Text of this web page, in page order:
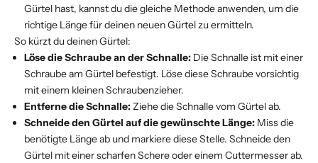
Gürtel hast, kannst du die gleiche Methode anwenden, um die
richtige Länge für deinen neuen Gürtel zu ermitteln.
So kürzt du deinen Gürtel:
Löse die Schraube an der Schnalle: Die Schnalle ist mit einer
Schraube am Gürtel befestigt. Löse diese Schraube vorsichtig
mit einem kleinen Schraubenzieher.
Entferne die Schnalle:Ziehe die Schnalle vom Gürtel ab.
Schneide den Gürtel auf die gewünschte Länge: Miss die
benötigte Länge ab und markiere diese Stelle. Schneide den
Gürtel mit einer scharfen Schere oder einem Cuttermesser ab.